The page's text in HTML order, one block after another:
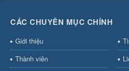
CÁC CHUYÊN MỤC CHÍNH
Giới thiệu
Thành viên